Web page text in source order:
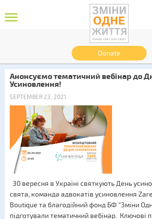
Donate
Анонсуємо тематичний вебінар до
Усиновлення!
SEPTEMBER 23, 2021
30 вересня в Україні святкують День
свята, команда адвокатів усиновлення
Boutique та благодійний фонд БФ “Зміни
підготували тематичний вебінар. Ключові